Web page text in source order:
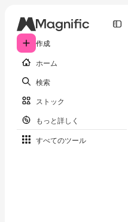
作成
ホーム
検索
ストック
もっと詳しく
すべてのツール